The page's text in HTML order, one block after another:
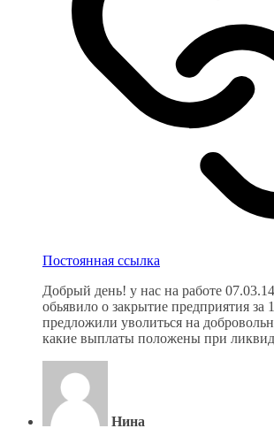
Постоянная ссылка
Добрый день! у нас на работе
обьявило о закрытие предприятия за
предложили уволиться на
какие выплаты положены при
Нина